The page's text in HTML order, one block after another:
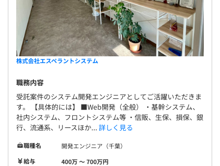
無期雇用
3カ月（条件などの変更はありません）
株式会社エスペラントシステム
職務内容
受託案件のシステム開発エンジニアとしてご活躍いただきま
す。 【具体的には】 ■Web開発（全般） ・基幹システム、
社内システム、フロントシステム等 ・信販、生保、損保、銀
行、流通系、リースほか... 詳しく見る
職種名
開発エンジニア（千葉）
給与
400万 〜 700万円